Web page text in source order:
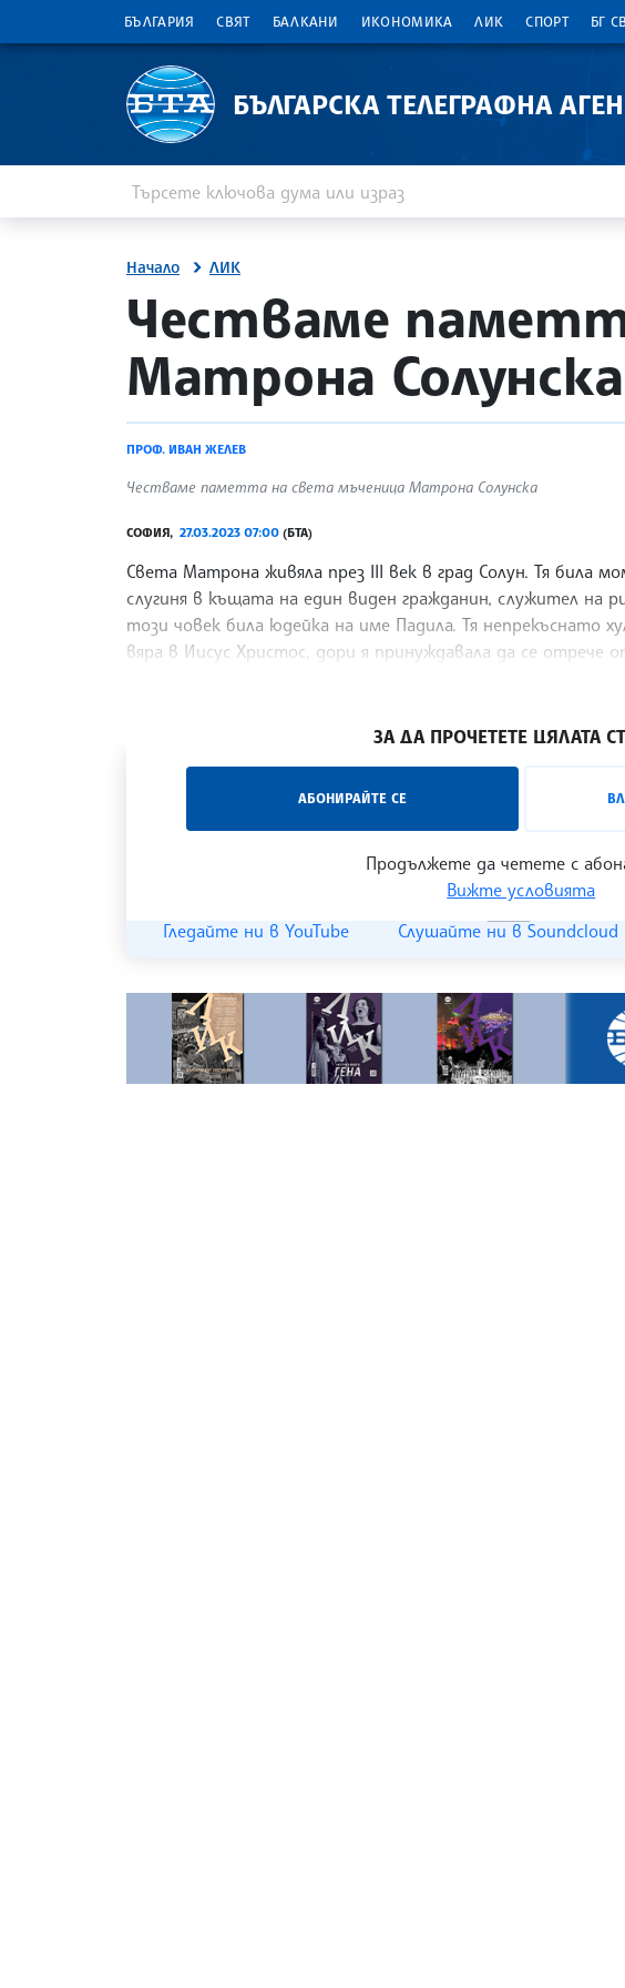
БЪЛГАРИЯ СВЯТ БАЛКАНИ ИКОНОМИКА ЛИК СПОРТ БГ
БЪЛГАРСКА ТЕЛЕГРАФНА
Начало ЛИК
site.bta
Честваме
Матрона Солунска
ПРОФ. ИВАН ЖЕЛЕВ
Честваме паметта на света мъченица Матрона Солунска
СОФИЯ, 27.03.2023 07:00 (БТА)
Света Матрона живяла през III век в град Солун. Тя била
слугиня в къщата на един виден гражданин, служител на
този човек била юдейка на име Падила. Тя непрекъснато
вяра в Иисус Христос, дори я принуждавала да се отрече
ЗА ДА ПРОЧЕТЕТЕ ЦЯЛАТА
АБОНИРАЙТЕ СЕ
Продължете да четете с
Вижте условията
„Час ЛИК“ на БТА е мястото за срещи отблизо с лицата
страницатаи вYouTube канала на БТА.
Гледайте ни в YouTube Слушайте ни в Soundcloud